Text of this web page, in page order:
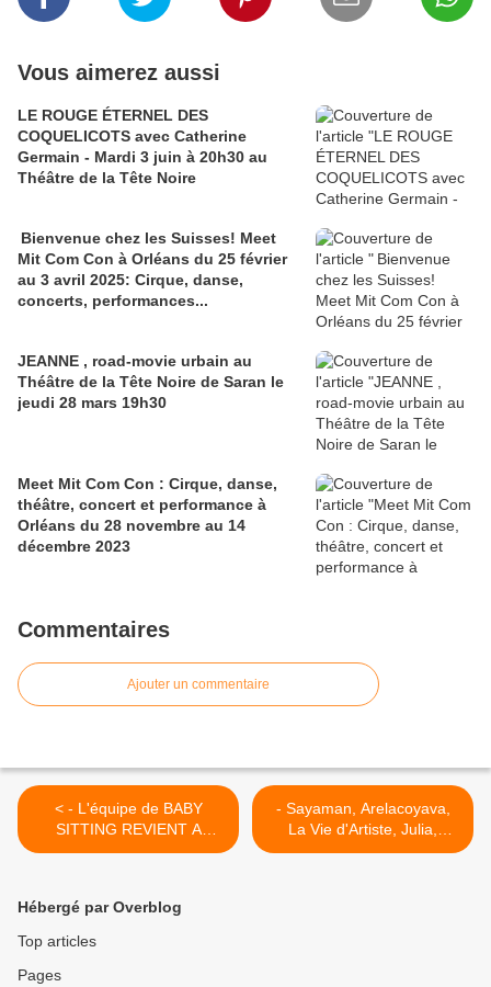
Vous aimerez aussi
LE ROUGE ÉTERNEL DES
COQUELICOTS avec Catherine
Germain - Mardi 3 juin à 20h30 au
Théâtre de la Tête Noire
Bienvenue chez les Suisses! Meet
Mit Com Con à Orléans du 25 février
au 3 avril 2025: Cirque, danse,
concerts, performances...
JEANNE , road-movie urbain au
Théâtre de la Tête Noire de Saran le
jeudi 28 mars 19h30
Meet Mit Com Con : Cirque, danse,
théâtre, concert et performance à
Orléans du 28 novembre au 14
décembre 2023
Commentaires
Ajouter un commentaire
< - L'équipe de BABY
SITTING REVIENT A
ORLEANS le 24 juin (tarif
- Sayaman, Arelacoyava,
La Vie d'Artiste, Julia,
Texvor, Madinn'K, The
Hébergé par Overblog
Top articles
Pages